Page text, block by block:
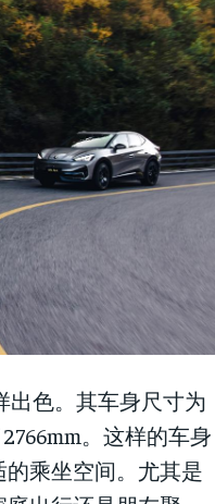
出色。其车身尺寸为
。这样的车身
乘坐空间。尤其是